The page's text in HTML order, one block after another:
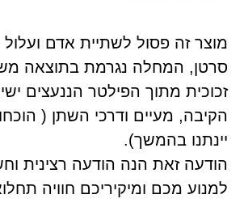
מוצר זה פסול לשתיית אדם
סרטן, המחלה נגרמת בתוצאה
זכוכית מתוך הפילטר הננעצים
הקיבה, מעיים ודרכי השתן (
יינתנו בהמשך).
הודעה זאת הנה הודעה רצינית
למנוע מכם ומיקיריכם חוויה